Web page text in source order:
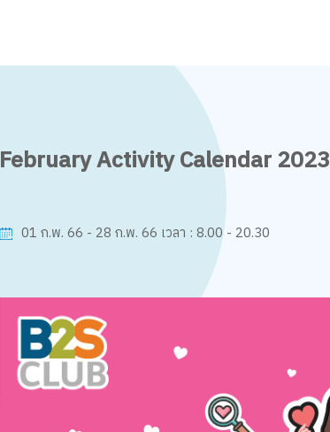
February Activity Calendar 2023
01 ก.พ. 66 - 28 ก.พ. 66 เวลา : 8.00 - 20.30